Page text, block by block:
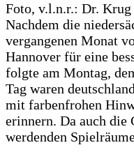
Foto, v.l.n.r.: Dr.
Nachdem die
vergangenen Monat
Hannover für eine
folgte am Montag,
Tag waren
mit farbenfrohen
erinnern. Da auch
werdenden